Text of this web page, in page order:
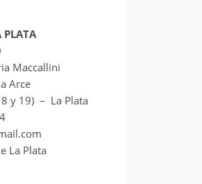
PLATA
Maccallini
Arce
y 19) – La Plata
La Plata